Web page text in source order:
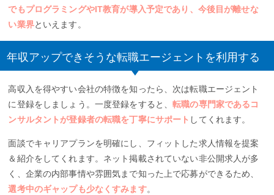
でもプログラミングやIT教育が導入予定であり、今後目が離せな
い業界といえます。
年収アップできそうな転職エージェントを利用する
高収入を得やすい会社の特徴を知ったら、次は転職エージェント
に登録をしましょう。一度登録をすると、転職の専門家であるコ
ンサルタントが登録者の転職を丁寧にサポート してくれます。
面談でキャリアプランを明確にし、フィットした求人情報を提案
＆紹介をしてくれます。ネット掲載されていない非公開求人が多
く、企業の内部事情や雰囲気まで知った上で応募ができるため、
選考中のギャップも少なくすみます。